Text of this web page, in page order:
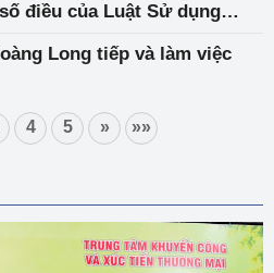
điều của Luật Sử dụng
Long tiếp và làm việc
4 5 » »»